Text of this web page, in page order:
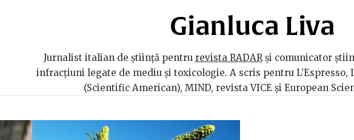
Gianluca Liva
Jurnalist italian de știință pentru revista RADARși comunicator
infracțiuni legate de mediu și toxicologie. A scris pentru L’Espresso,
(Scientific American), MIND, revista VICE și European